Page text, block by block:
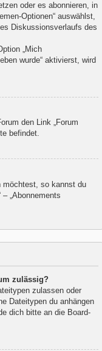
oder es abonnieren, in
Optionen“ auswählst,
Diskussionsverlaufs des
„Mich
wurde“ aktivierst, wird
den Link „Forum
befindet.
möchtest, so kannst du
„Abonnements
zulässig?
zulassen oder
Dateitypen du anhängen
dich bitte an die Board-